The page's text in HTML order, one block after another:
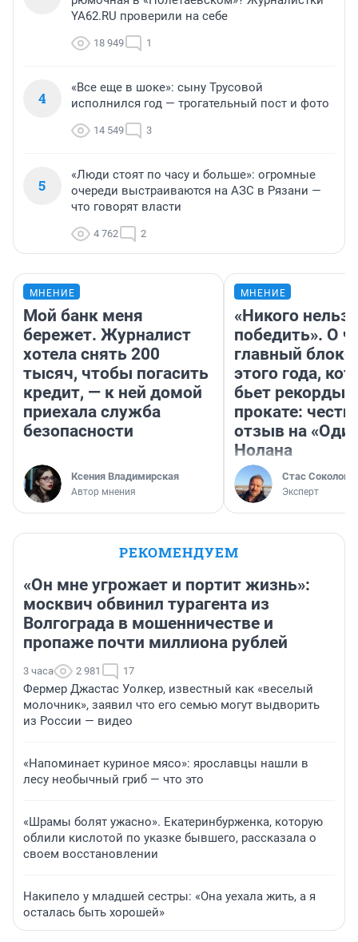
YA62.RU проверили на себе
18 949 1
4
«Все еще в шоке»: сыну Трусовой
исполнился год — трогательный пост и фото
14 549 3
5
«Люди стоят по часу и больше»: огромные
очереди выстраиваются на АЗС в Рязани —
что говорят власти
4 762 2
МНЕНИЕ
Мой банк меня
бережет. Журналист
хотела снять 200
тысяч, чтобы погасить
кредит, — к ней домой
приехала служба
безопасности
Ксения Владимирская
Автор мнения
МНЕНИЕ
«Никого нельзя
победить». О
главный
этого года,
бьет рекорды в
прокате:
отзыв на
Нолана
Стас Соколов
Эксперт
РЕКОМЕНДУЕМ
«Он мне угрожает и портит жизнь»:
москвич обвинил турагента из
Волгограда в мошенничестве и
пропаже почти миллиона рублей
3 часа 2 981 17
Фермер Джастас Уолкер, известный как «веселый
молочник», заявил что его семью могут выдворить
из России — видео
«Напоминает куриное мясо»: ярославцы нашли в
лесу необычный гриб — что это
«Шрамы болят ужасно». Екатеринбурженка, которую
облили кислотой по указке бывшего, рассказала о
своем восстановлении
Накипело у младшей сестры: «Она уехала жить, а я
осталась быть хорошей»